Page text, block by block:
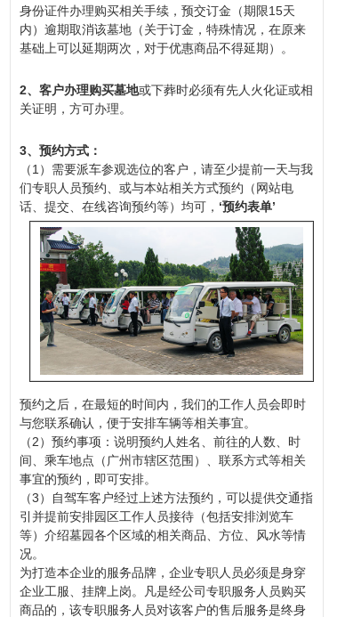
身份证件办理购买相关手续，预交订金（期限15天
内）逾期取消该墓地 （关于订金，特殊情况，在原来
基础上可以延期两次，对于优惠商品不得延期）。
2、客户办理购买墓地或下葬时必须有先人火化证或相
关证明，方可办理。
3、预约方式：
（1）需要派车参观选位的客户，请至少提前一天与我
们专职人员预约、或与本站相关方式预约（网站电
话、提交、在线咨询预约等）均可， ‘预约表单’
预约之后，在最短的时间内，我们的工作人员会即时
与您联系确认，便于安排车辆等相关事宜。
（2）预约事项：说明预约人姓名、前往的人数、时
间、乘车地点（广州市辖区范围）、联系方式等相关
事宜的预约，即可安排。
（3）自驾车客户经过上述方法预约，可以提供交通指
引并提前安排园区工作人员接待（包括安排浏览车
等）介绍墓园各个区域的相关商品、方位、 风水等情
况。
为打造本企业的服务品牌，企业专职人员必须是身穿
企业工服、挂牌上岗。凡是经公司专职服务人员购买
商品的，该专职服务人员对该客户的售后服务是终身